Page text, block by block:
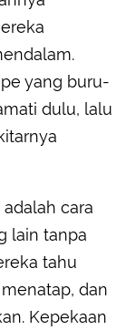
yang buru-
dulu, lalu
cara
lain tanpa
tahu
dan
Kepekaan